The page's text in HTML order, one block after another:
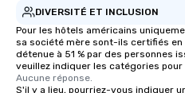
DIVERSITÉ ET INCLUSION
Pour les hôtels américains
sa société mère sont-ils certifiés
détenue à 51 % par des personnes
veuillez indiquer les catégories
Aucune réponse.
S'il y a lieu, pourriez-vous indiquer